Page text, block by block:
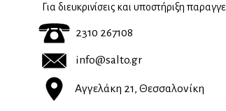
Για διευκρινίσεις και υποστήριξη
2310 267108
info@salto.gr
Αγγελάκη 21, Θεσσαλονίκη